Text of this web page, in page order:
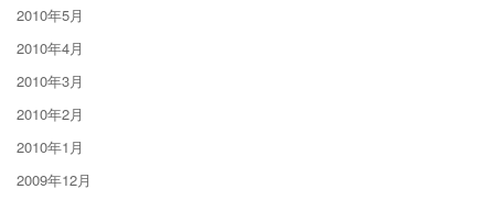
2010年5月
2010年4月
2010年3月
2010年2月
2010年1月
2009年12月